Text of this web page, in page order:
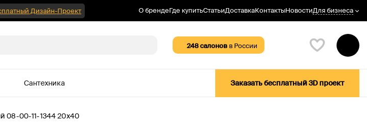
Дизайн-Проект О брендеГде купитьСтатьиДоставкаКонтактыНовостиДля бизнеса
248салонов в России
Сантехника Заказать бесплатный 3D проект
08-00-11-1344 20х40